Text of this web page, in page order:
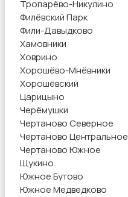
Тропарёво-Никулино
Филёвский Парк
Фили-Давыдково
Хамовники
Ховрино
Хорошёво-Мнёвники
Хорошёвский
Царицыно
Черёмушки
Чертаново Северное
Чертаново Центральное
Чертаново Южное
Щукино
Южное Бутово
Южное Медведково